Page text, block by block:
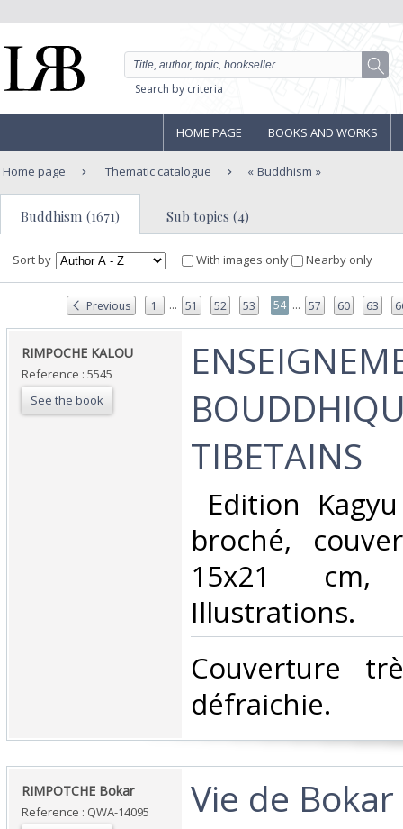
Search by criteria
HOME PAGE BOOKS AND WORKS
Home page Thematic catalogue Buddhism
Buddhism (1671) Sub topics (4)
Sort by With images only Nearby only
Previous 1 ... 51 52 53 54 ... 57 60 63
‎RIMPOCHE KALOU‎
Reference : 5545
See the book
TIBETAINS‎
Edition
broché,
15x21
Illustrations.‎
‎Couverture
défraichie. ‎
‎RIMPOTCHE Bokar ‎
Reference : QWA-14095
‎Vie de